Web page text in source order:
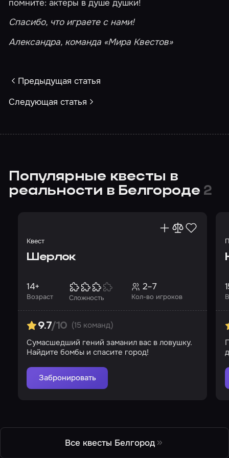
помните: актеры в душе душки!
Спасибо, что играете с нами!
Александра, команда «Мира Квестов»
Предыдущая статья
Следующая статья
Популярные квесты в
реальности в Белгороде 2
Квест
Шерлок
Возраст
14+
Сложность Кол-во игроков
2–7
9.7/10 (15 команд)
Сумасшедший гений заманил вас в ловушку.
Найдите бомбы и спасите город!
Забронировать
Все квесты Белгород